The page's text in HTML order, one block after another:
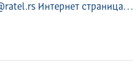
Интернет страница…